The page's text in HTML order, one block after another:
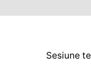
Sesiune